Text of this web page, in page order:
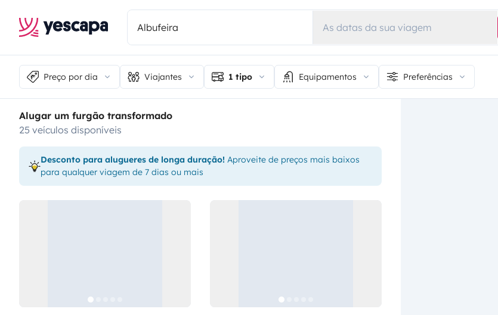
As datas da sua viagem
Preço por dia Viajantes 1 tipo Equipamentos Preferências
Alugar um furgão transformado
25 veículos disponíveis
Desconto para alugueres de longa duração! Aproveite de preços mais baixos
para qualquer viagem de 7 dias ou mais